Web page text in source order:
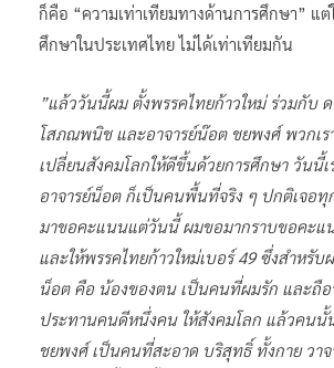
ก็คือ “ความเท่าเทียมทางด้านการศึกษา” แ
ศึกษาในประเทศไทย ไม่ได้เท่าเทียมกัน
”แล้ววันนี้ผม ตั้งพรรคไทยก้าวใหม่ ร่วมกับ
โสภณพนิช และอาจารย์น๊อต ชยพงศ์ พวกเร
เปลี่ยนสังคมโลกให้ดีขึ้นด้วยการศึกษา วันนี้เ
อาจารย์น็อต ก็เป็นคนพื้นที่จริง ๆ ปกติเจอทุ
มาขอคะแนนแต่วันนี้ ผมขอมากราบขอคะแ
และให้พรรคไทยก้าวใหม่เบอร์ 49 ซึ่งสำหรับ
น็อต คือ น้องของตน เป็นคนที่ผมรัก และถือ
ประทานคนดีหนึ่งคน ให้สังคมโลก แล้วคนนั้
ชยพงศ์ เป็นคนที่สะอาด บริสุทธิ์ ทั้งกาย วาจ